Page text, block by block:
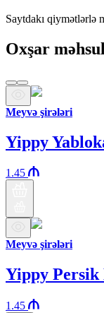
Saytdakı qiymətlərlə
Oxşar
Meyvə şirələri
Yippy
1.45
Meyvə şirələri
Yippy Persik
1.45